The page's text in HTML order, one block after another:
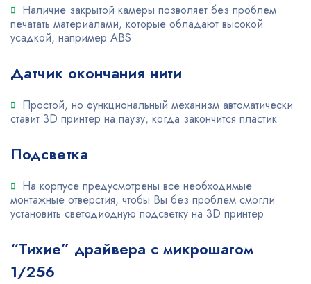
Наличие закрытой камеры позволяет без проблем
печатать материалами, которые обладают высокой
усадкой, например ABS
Датчик окончания нити
Простой, но функциональный механизм автоматически
ставит 3D принтер на паузу, когда закончится пластик
Подсветка
На корпусе предусмотрены все необходимые
монтажные отверстия, чтобы Вы без проблем смогли
установить светодиодную подсветку на 3D принтер
“Тихие” драйвера с микрошагом
1/256